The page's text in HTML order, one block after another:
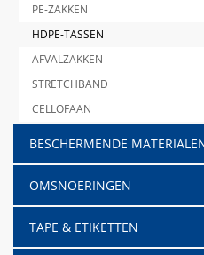
PE-ZAKKEN
HDPE-TASSEN
AFVALZAKKEN
STRETCHBAND
CELLOFAAN
BESCHERMENDE
OMSNOERINGEN
TAPE & ETIKETTEN